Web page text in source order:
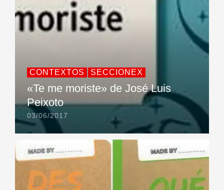
CONTEXTOS SECCIONEX
«Te me moriste» de José Luis
Peixoto
03/06/2017